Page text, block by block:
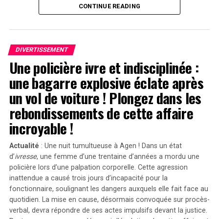
prenant soin d’une poupée comme si c’était un véritable
flagrant », a-t-il déclaré devant le jury selon
Variety. »SansEmanuel
Divergences dans les Arguments Juridiques
En réponse aux allégations portées contre lui, l’équipe
juridique défendant Shyamalan soutient que Tony
Basgallop, le créateur britannique derrière la série
Servant, avait commencé à développer ce projet bien
avant la sortie du film de Francesca Gregorini.
« Elle cherche simplement à tirer profit d’un travail
qu’elle n’a pas conçu », a affirmé l’avocate Brittany
Amadi lors du procès.En 2020, une première plainte
avait été rejetée ; néanmoins, la cour d’appel avait
rouvert l’affaire en considérant qu’il existait un débat
légitime concernant les « similarités substantielles »
CONTINUE READING
DIVERTISSEMENT
Une policière ivre et indisciplinée :
une bagarre explosive éclate après
un vol de voiture ! Plongez dans les
rebondissements de cette affaire
incroyable !
Actualité : Une nuit tumultueuse à Agen ! Dans un état
d’ivresse, une femme d’une trentaine d’années a mordu une
policière lors d’une palpation corporelle. Cette agression
inattendue a causé trois jours d’incapacité pour la
fonctionnaire, soulignant les dangers auxquels elle fait face au
quotidien. La mise en cause, désormais convoquée sur procès-
verbal, devra répondre de ses actes impulsifs devant la justice.